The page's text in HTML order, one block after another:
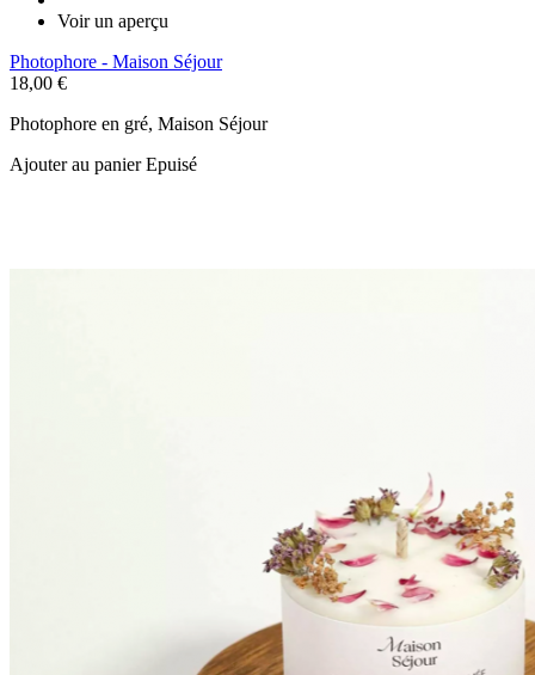
Voir un aperçu
Photophore - Maison Séjour
18,00 €
Photophore en gré, Maison Séjour
Ajouter au panierEpuisé